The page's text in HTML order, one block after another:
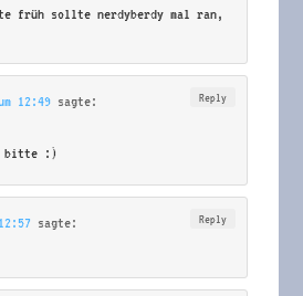
früh sollte nerdyberdy mal ran,
12:49 sagte: Reply
bitte :)
sagte: Reply